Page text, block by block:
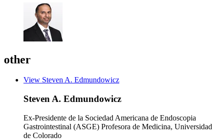
other
View Steven A. Edmundowicz
Steven A. Edmundowicz
Ex-Presidente de la Sociedad Americana de Endoscopia
Gastrointestinal (ASGE) Profesora de Medicina, Universidad
de Colorado